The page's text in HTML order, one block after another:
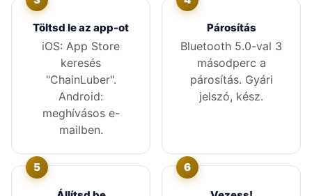
Töltsd le az app-ot
iOS: App Store
keresés
"ChainLuber".
Android:
meghívásos e-
mailben.
Párosítás
Bluetooth 5.0-val 3
másodperc a
párosítás. Gyári
jelszó, kész.